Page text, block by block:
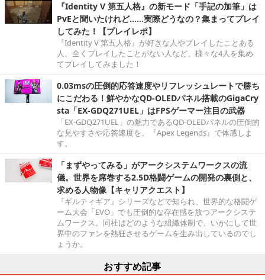
『Identity V 第五人格』の新モード「手記の加筆」は
PvEと聞いたけれど……実際どうなの？集まってプレイ
してみた！【プレイレポ】
『Identity V 第五人格』が好きな人やプレイしたことある
人、全くプレイしたことがない人など、様々な4人を集め
てプレイしてみました！
0.03msの圧倒的応答速度やリフレッシュレートで勝ち
にこだわる！鮮やかなQD-OLEDパネル搭載のGigaCry
sta「EX-GDQ271UEL」はFPSゲーマー注目の武器
「EX-GDQ271UEL」の魅力であるQD-OLEDパネルの圧倒的
な見やすさや応答速度を、『Apex Legends』で体感しま
す。
「まずやってみる」がアークシステムワークスの流
儀。世界を席巻する2.5D格闘ゲームの開発の裏側と、
求める人物像【キャリアクエスト】
『ギルティギア』シリーズなどで知られ、世界的な格闘ゲ
ーム大会「EVO」でも圧倒的な存在感を放つアークシステ
ムワークス。同社はどのような組織体制で、いかにして世
界中のファンを熱狂させるゲームを生み出しているのでし
ょうか。
おすすめ記事